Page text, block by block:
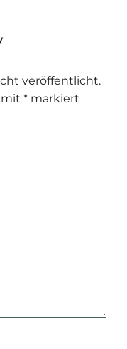
veröffentlicht.
mit *markiert